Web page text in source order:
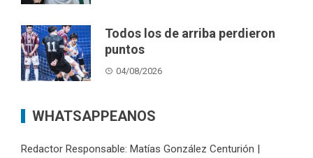
Todos los de arriba perdieron
puntos
04/08/2026
WHATSAPPEANOS
Redactor Responsable: Matías González Centurión |